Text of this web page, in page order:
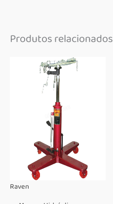
Produtos relacionados
Raven